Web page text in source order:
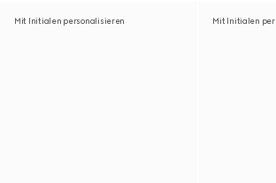
Mit Initialen personalisieren Mit Initialen